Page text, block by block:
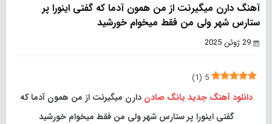
آهنگ دارن میگیرنت از من همون آدما که گفتی اینورا پر
ستارس شهر ولی من فقط میخوام خورشید
29 ژوئن 2025
5
(
1
)
دانلود آهنگ جدید یانگ صادن دارن میگیرنت از من همون آدما که
گفتی اینورا پر ستارس شهر ولی من فقط میخوام خورشید